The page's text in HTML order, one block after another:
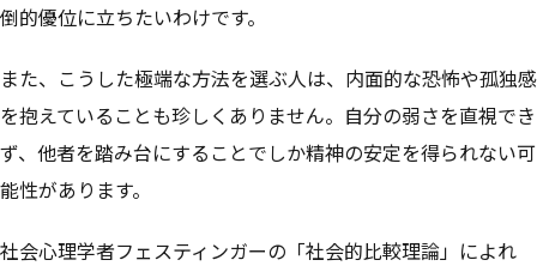
倒的優位に立ちたいわけです。
また、こうした極端な方法を選ぶ人は、内面的な恐怖や孤独感
を抱えていることも珍しくありません。自分の弱さを直視でき
ず、他者を踏み台にすることでしか精神の安定を得られない可
能性があります。
社会心理学者フェスティンガーの「社会的比較理論」によれ